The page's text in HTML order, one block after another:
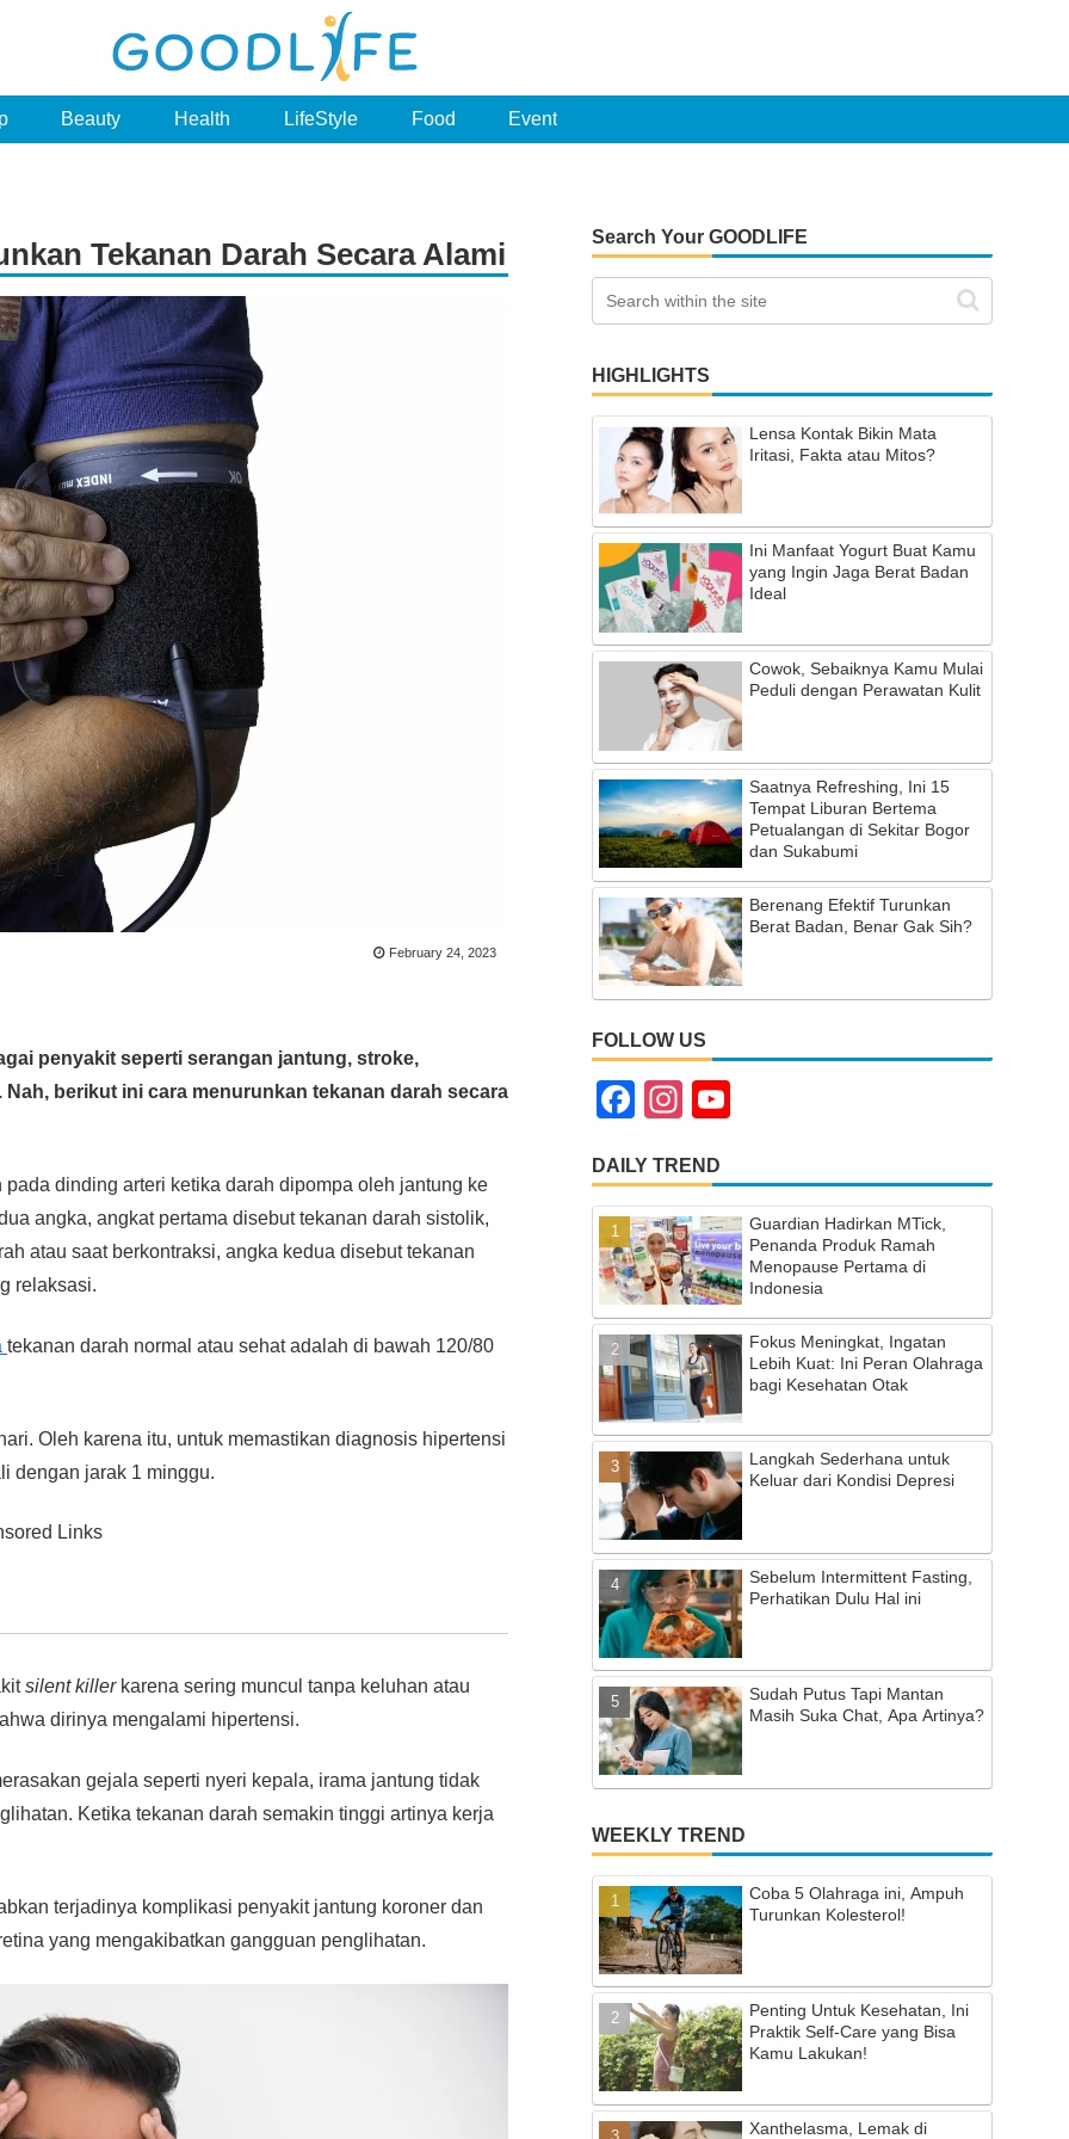
Beauty Health LifeStyle Food Event
Tekanan Darah Secara Alami
February 24, 2023
penyakit seperti serangan jantung, stroke,
berikut ini cara menurunkan tekanan darah secara
dinding arteri ketika darah dipompa oleh jantung ke
angka, angkat pertama disebut tekanan darah sistolik,
atau saat berkontraksi, angka kedua disebut tekanan
relaksasi.
tekanan darah normal atau sehat adalah di bawah 120/80
Oleh karena itu, untuk memastikan diagnosis hipertensi
dengan jarak 1 minggu.
Links
silent killerkarena sering muncul tanpa keluhan atau
dirinya mengalami hipertensi.
gejala seperti nyeri kepala, irama jantung tidak
Ketika tekanan darah semakin tinggi artinya kerja
terjadinya komplikasi penyakit jantung koroner dan
yang mengakibatkan gangguan penglihatan.
Search Your GOODLIFE
HIGHLIGHTS
Lensa Kontak Bikin Mata
Iritasi, Fakta atau Mitos?
Ini Manfaat Yogurt Buat Kamu
yang Ingin Jaga Berat Badan
Ideal
Cowok, Sebaiknya Kamu Mulai
Peduli dengan Perawatan Kulit
Saatnya Refreshing, Ini 15
Tempat Liburan Bertema
Petualangan di Sekitar Bogor
dan Sukabumi
Berenang Efektif Turunkan
Berat Badan, Benar Gak Sih?
FOLLOW US
F
c
e
b
o
o
k
In
a
gr
a
m
u
T
u
b
e
C
h
a
n
n
el
DAILY TREND
Guardian Hadirkan MTick,
Penanda Produk Ramah
Menopause Pertama di
Indonesia
Fokus Meningkat, Ingatan
Lebih Kuat: Ini Peran Olahraga
bagi Kesehatan Otak
Langkah Sederhana untuk
Keluar dari Kondisi Depresi
Sebelum Intermittent Fasting,
Perhatikan Dulu Hal ini
Sudah Putus Tapi Mantan
Masih Suka Chat, Apa Artinya?
WEEKLY TREND
Coba 5 Olahraga ini, Ampuh
Turunkan Kolesterol!
Penting Untuk Kesehatan, Ini
Praktik Self-Care yang Bisa
Kamu Lakukan!
Xanthelasma, Lemak di